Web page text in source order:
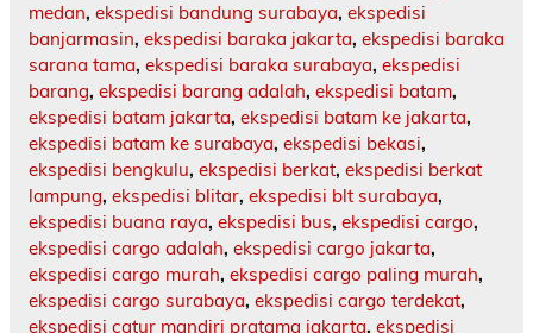
medan, ekspedisi bandung surabaya, ekspedisi
banjarmasin, ekspedisi baraka jakarta, ekspedisi baraka
sarana tama, ekspedisi baraka surabaya, ekspedisi
barang, ekspedisi barang adalah, ekspedisi batam,
ekspedisi batam jakarta, ekspedisi batam ke jakarta,
ekspedisi batam ke surabaya, ekspedisi bekasi,
ekspedisi bengkulu, ekspedisi berkat, ekspedisi berkat
lampung, ekspedisi blitar, ekspedisi blt surabaya,
ekspedisi buana raya, ekspedisi bus, ekspedisi cargo,
ekspedisi cargo adalah, ekspedisi cargo jakarta,
ekspedisi cargo murah, ekspedisi cargo paling murah,
ekspedisi cargo surabaya, ekspedisi cargo terdekat,
ekspedisi catur mandiri pratama jakarta, ekspedisi